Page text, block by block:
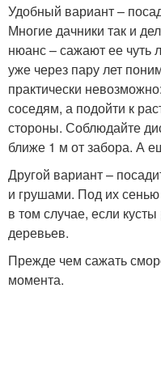
Удобный вариант –
Многие дачники так и
нюанс – сажают ее чуть
уже через пару лет
практически
соседям, а подойти к
стороны. Соблюдайте
ближе 1 м от забора. А
Другой вариант –
и грушами. Под их
в том случае, если
деревьев.
Прежде чем сажать
момента.